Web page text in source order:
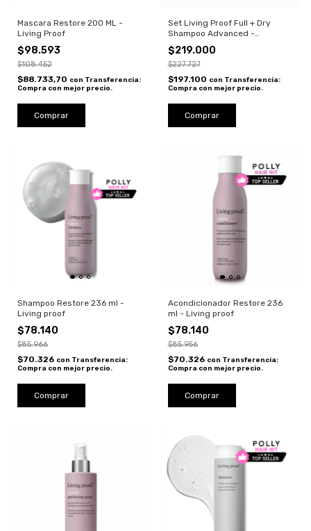
Mascara Restore 200 ML -
Living Proof
$98.593
$108.452
$88.733,70 con Transferencia:
Compra con mejor precio.
Set Living Proof Full + Dry
Shampoo Advanced -
Shampoo en Seco para
Volumen y Cabello Fresco
$219.000
$227.727
$197.100 con Transferencia:
Compra con mejor precio.
Shampoo Restore 236 ml -
Living proof
$78.140
$85.966
$70.326 con Transferencia:
Compra con mejor precio.
Acondicionador Restore 236
ml - Living proof
$78.140
$85.956
$70.326 con Transferencia:
Compra con mejor precio.